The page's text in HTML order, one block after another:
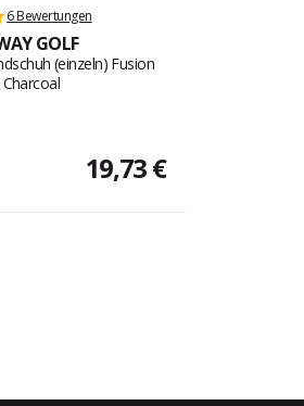
6 Bewertungen
GOLF
(einzeln) Fusion
19,73 €